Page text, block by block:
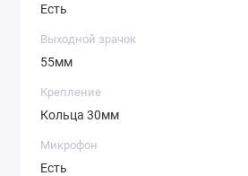
Есть
Выходной зрачок
55мм
Крепление
Кольца 30мм
Микрофон
Есть